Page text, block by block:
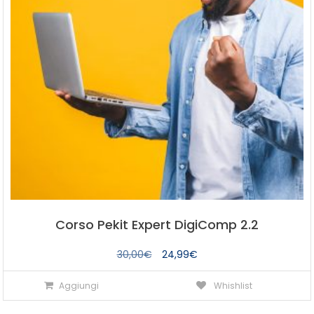
Corso Pekit Expert DigiComp 2.2
30,00€
Il
prezzo
originale
24,99€Il
prezzo
attuale
Aggiungi Whishlist